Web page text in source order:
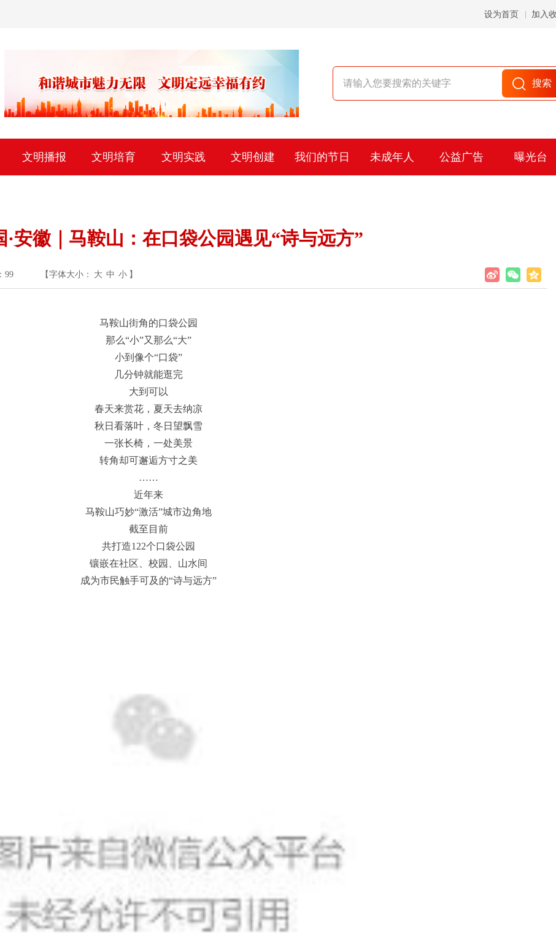
设为首页 加入
文明播报 文明培育 文明实践 文明创建 我们的节日 未成年人 公益广告 曝光台
·安徽｜马鞍山：在口袋公园遇见“诗与远方”
99 【字体大小： 大 中 小 】
马鞍山街角的口袋公园
那么“小”又那么“大”
小到像个“口袋”
几分钟就能逛完
大到可以
春天来赏花，夏天去纳凉
秋日看落叶，冬日望飘雪
一张长椅，一处美景
转角却可邂逅方寸之美
……
近年来
马鞍山巧妙“激活”城市边角地
截至目前
共打造122个口袋公园
镶嵌在社区、校园、山水间
成为市民触手可及的“诗与远方”